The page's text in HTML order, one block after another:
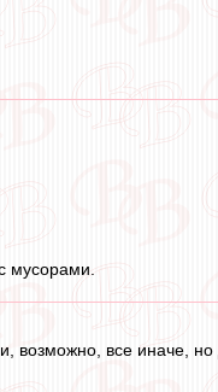
мусорами.
возможно, все иначе,